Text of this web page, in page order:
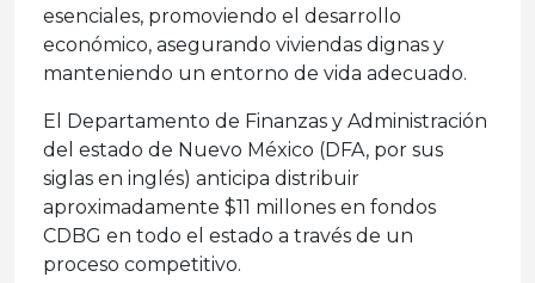
esenciales, promoviendo el desarrollo
económico, asegurando viviendas dignas y
manteniendo un entorno de vida adecuado.
El Departamento de Finanzas y Administración
del estado de Nuevo México (DFA, por sus
siglas en inglés) anticipa distribuir
aproximadamente $11 millones en fondos
CDBG en todo el estado a través de un
proceso competitivo.